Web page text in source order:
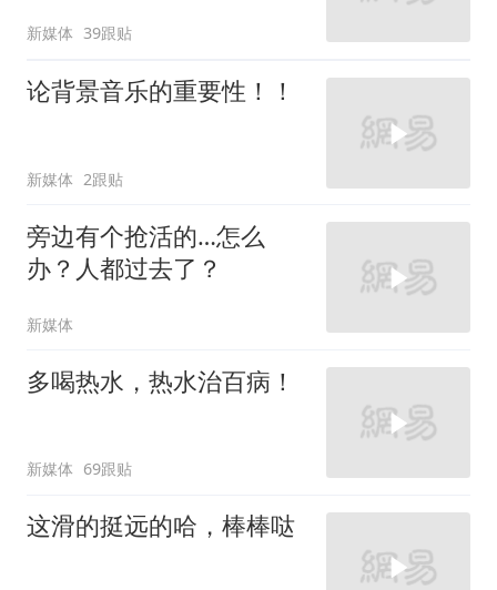
新媒体 39跟贴
论背景音乐的重要性！！
新媒体 2跟贴
旁边有个抢活的…怎么
办？人都过去了？
新媒体
多喝热水，热水治百病！
新媒体 69跟贴
这滑的挺远的哈，棒棒哒